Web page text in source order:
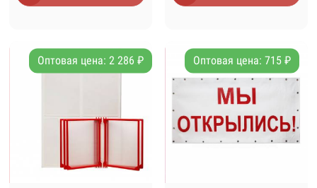
Оптовая цена: 2 286 ₽ Оптовая цена: 715 ₽